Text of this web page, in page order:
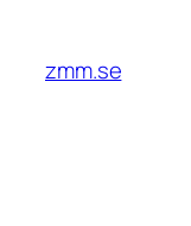
innehåll
zmm.se